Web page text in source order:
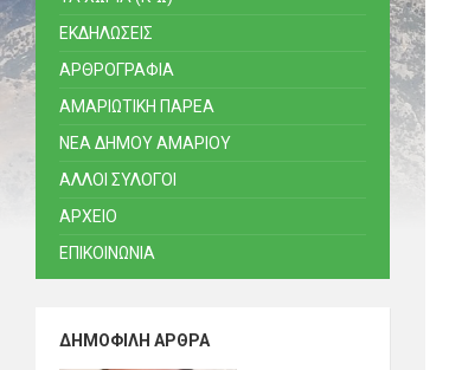
ΕΚΔΗΛΩΣΕΙΣ
ΑΡΘΡΟΓΡΑΦΙΑ
ΑΜΑΡΙΩΤΙΚΗ ΠΑΡΕΑ
ΝΕΑ ΔΗΜΟΥ ΑΜΑΡΙΟΥ
ΑΛΛΟΙ ΣΥΛΟΓΟΙ
ΑΡΧΕΙΟ
ΕΠΙΚΟΙΝΩΝΙΑ
ΔΗΜΟΦΙΛΉ ΆΡΘΡΑ